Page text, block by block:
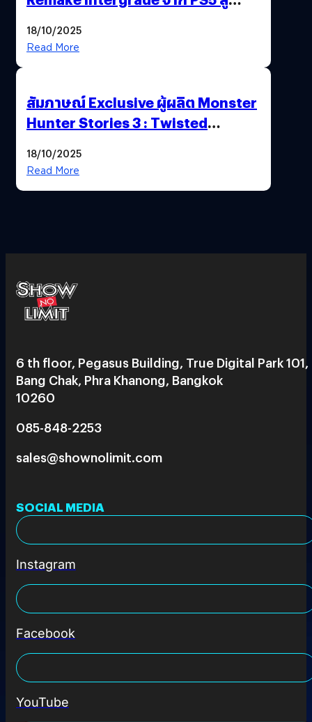
18/10/2025
Read More
สัมภาษณ์ Exclusive ผู้ผลิต Monster
Hunter Stories 3 : Twisted
สวยฉ่ำ !
18/10/2025
Read More
6 th floor, Pegasus Building, True Digital Park 101,
Bang Chak, Phra Khanong, Bangkok
10260
085-848-2253
sales@shownolimit.com
SOCIAL MEDIA
Instagram
Facebook
YouTube